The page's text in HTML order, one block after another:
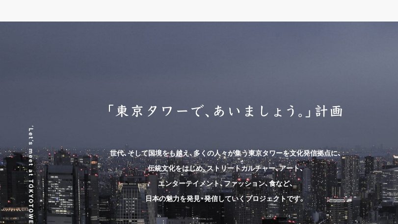
世代、そして国境をも越え、多くの人々が集う東京タワーを文化発信拠点に、
伝統文化をはじめ、ストリートカルチャー、アート、
エンターテイメント、ファッション、食など、
日本の魅力を発見・発信していくプロジェクトです。